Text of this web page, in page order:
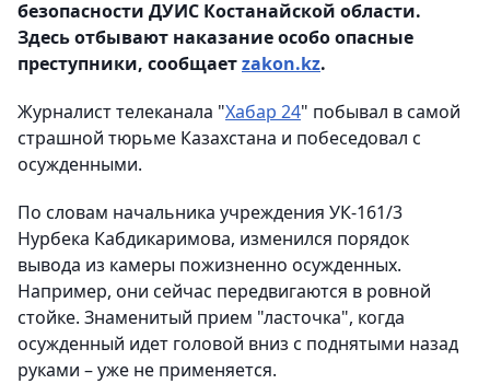
безопасности ДУИС Костанайской области.
Здесь отбывают наказание особо опасные
преступники, сообщаетzakon.kz.
Журналист телеканала "Хабар 24" побывал в самой
страшной тюрьме Казахстана и побеседовал с
осужденными.
По словам начальника учреждения УК-161/3
Нурбека Кабдикаримова, изменился порядок
вывода из камеры пожизненно осужденных.
Например, они сейчас передвигаются в ровной
стойке. Знаменитый прием "ласточка", когда
осужденный идет головой вниз с поднятыми назад
руками – уже не применяется.